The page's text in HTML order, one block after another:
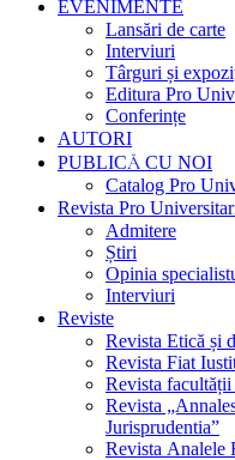
EVENIMENTE
Lansări de carte
Interviuri
Târguri și
Editura Pro
Conferințe
AUTORI
PUBLICĂ CU NOI
Catalog Pro
Revista Pro
Admitere
Știri
Opinia
Interviuri
Reviste
Revista Etică și
Revista Fiat
Revista
Revista
Jurisprudentia”
Revista Analele